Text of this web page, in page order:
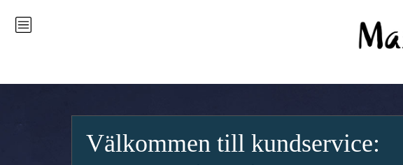
huvudinnehållet
Välkommen till kundservice: